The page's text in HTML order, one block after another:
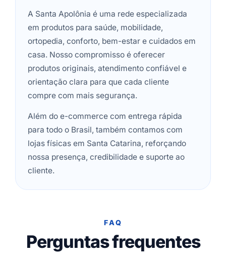
A Santa Apolônia é uma rede especializada
em produtos para saúde, mobilidade,
ortopedia, conforto, bem-estar e cuidados em
casa. Nosso compromisso é oferecer
produtos originais, atendimento confiável e
orientação clara para que cada cliente
compre com mais segurança.
Além do e-commerce com entrega rápida
para todo o Brasil, também contamos com
lojas físicas em Santa Catarina, reforçando
nossa presença, credibilidade e suporte ao
cliente.
FAQ
Perguntas frequentes